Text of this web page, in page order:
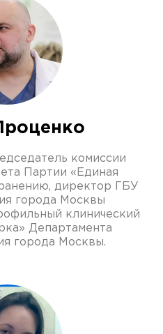
комиссии
Партии «Единая
директор ГБУ
города Москвы
клинический
Департамента
города Москвы.